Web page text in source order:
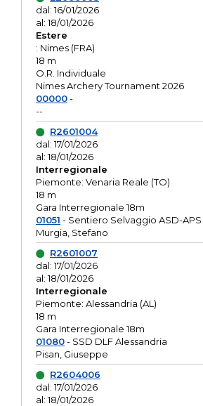
dal: 16/01/2026
al: 18/01/2026
Estere
: Nimes (FRA)
18 m
O.R. Individuale
Nimes Archery Tournament 2026
00000-
--
R2601004
dal: 17/01/2026
al: 18/01/2026
Interregionale
Piemonte: Venaria Reale (TO)
18 m
Gara Interregionale 18m
01051 - Sentiero Selvaggio ASD-APS
Murgia, Stefano
R2601007
dal: 17/01/2026
al: 18/01/2026
Interregionale
Piemonte: Alessandria (AL)
18 m
Gara Interregionale 18m
01080- SSD DLF Alessandria
Pisan, Giuseppe
R2604006
dal: 17/01/2026
al: 18/01/2026